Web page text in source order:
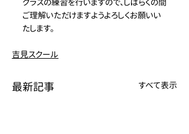
ご理解いただけますようよろしくお願いい
たします。
吉見スクール
最新記事 すべて表示